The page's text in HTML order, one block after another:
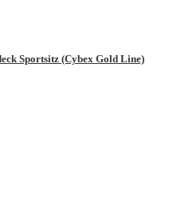
Sportsitz (Cybex Gold Line)